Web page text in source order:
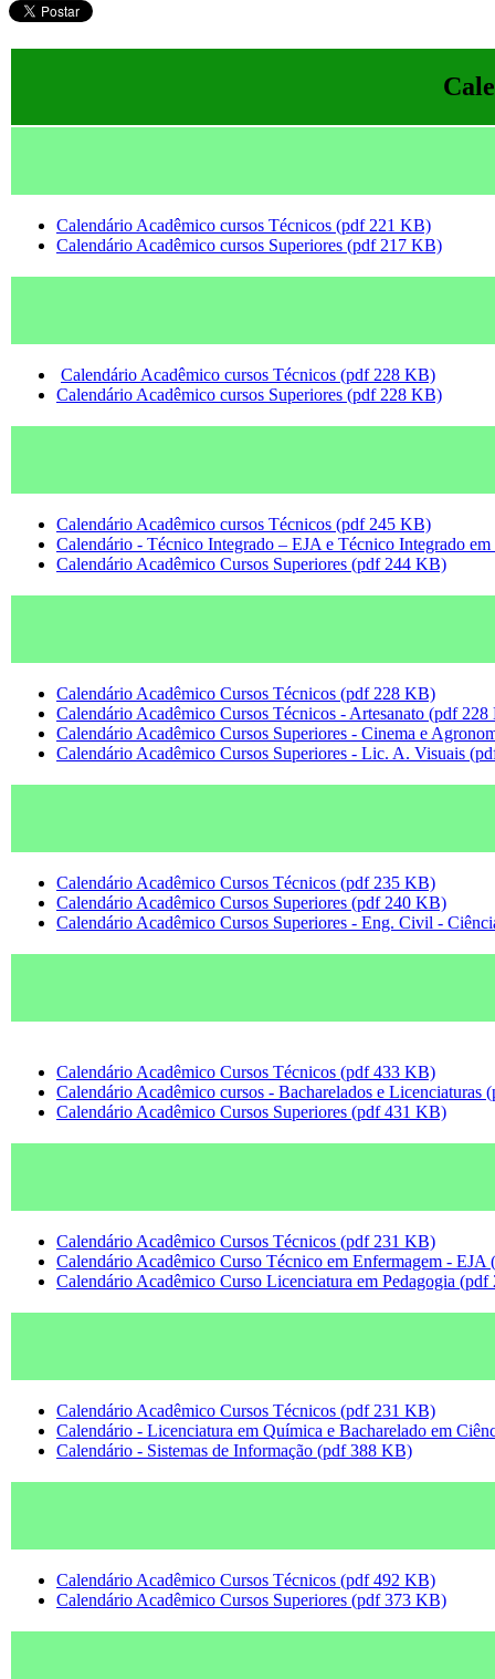
Calendário Acadêmico cursos Técnicos (pdf 221 KB)
Calendário Acadêmico cursos Superiores (pdf 217 KB)
Calendário Acadêmico cursos Técnicos (pdf 228 KB)
Calendário Acadêmico cursos Superiores (pdf 228 KB)
Calendário Acadêmico cursos Técnicos (pdf 245 KB)
Calendário - Técnico Integrado – EJA e Técnico Integrado
Calendário Acadêmico Cursos Superiores (pdf 244 KB)
Calendário Acadêmico Cursos Técnicos (pdf 228 KB)
Calendário Acadêmico Cursos Técnicos - Artesanato (pdf
Calendário Acadêmico Cursos Superiores - Cinema e
Calendário Acadêmico Cursos Superiores - Lic. A. Visuais
Calendário Acadêmico Cursos Técnicos (pdf 235 KB)
Calendário Acadêmico Cursos Superiores (pdf 240 KB)
Calendário Acadêmico Cursos Superiores - Eng. Civil -
Calendário Acadêmico Cursos Técnicos (pdf 433 KB)
Calendário Acadêmico cursos - Bacharelados e Licenciaturas
Calendário Acadêmico Cursos Superiores (pdf 431 KB)
Calendário Acadêmico Cursos Técnicos (pdf 231 KB)
Calendário Acadêmico Curso Técnico em Enfermagem -
Calendário Acadêmico Curso Licenciatura em Pedagogia
Calendário Acadêmico Cursos Técnicos (pdf 231 KB)
Calendário - Licenciatura em Química e Bacharelado em
Calendário - Sistemas de Informação (pdf 388 KB)
Calendário Acadêmico Cursos Técnicos (pdf 492 KB)
Calendário Acadêmico Cursos Superiores (pdf 373 KB)